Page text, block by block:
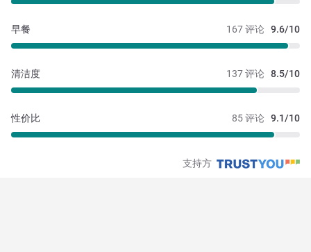
167 评论 9.6/10
早餐
137 评论 8.5/10
清洁度
85 评论 9.1/10
性价比
支持方